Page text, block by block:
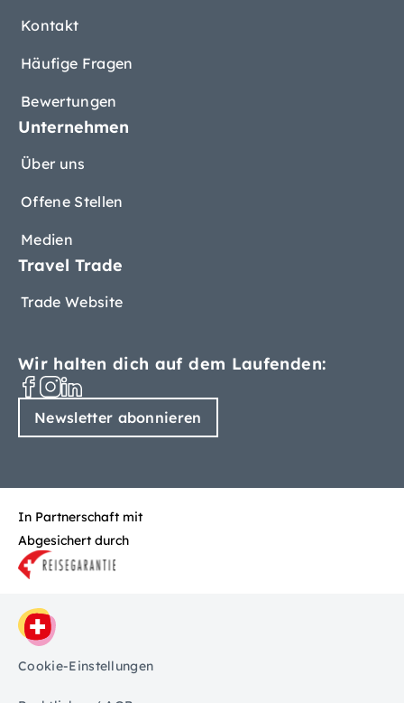
Kontakt
Häufige Fragen
Bewertungen
Unternehmen
Über uns
Offene Stellen
Medien
Travel Trade
Trade Website
Wir halten dich auf dem Laufenden:
Newsletter abonnieren
In Partnerschaft mit
Abgesichert durch
Cookie-Einstellungen